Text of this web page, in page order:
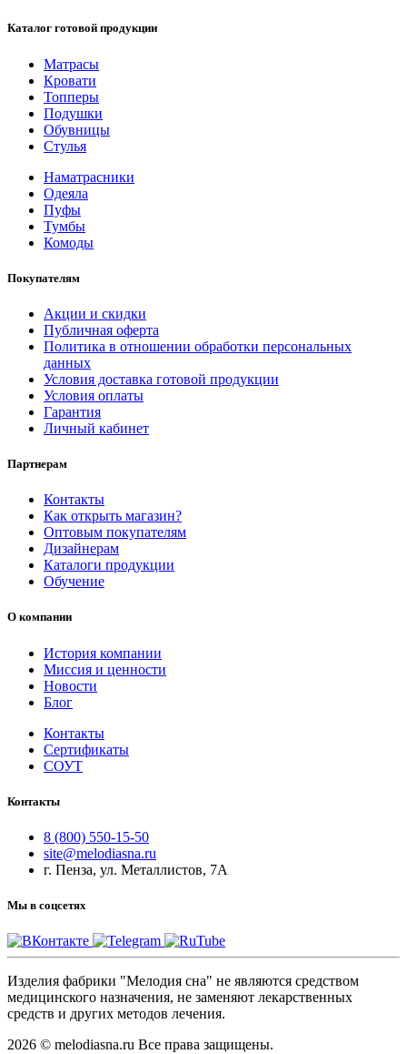
Каталог готовой продукции
Матрасы
Кровати
Топперы
Подушки
Обувницы
Стулья
Наматрасники
Одеяла
Пуфы
Тумбы
Комоды
Покупателям
Акции и скидки
Публичная оферта
Политика в отношении обработки персональных
данных
Условия доставка готовой продукции
Условия оплаты
Гарантия
Личный кабинет
Партнерам
Контакты
Как открыть магазин?
Оптовым покупателям
Дизайнерам
Каталоги продукции
Обучение
О компании
История компании
Миссия и ценности
Новости
Блог
Контакты
Сертификаты
СОУТ
Контакты
8 (800) 550-15-50
site@melodiasna.ru
г. Пенза, ул. Металлистов, 7А
Мы в соцсетях
Изделия фабрики "Мелодия сна" не являются средством
медицинского назначения, не заменяют лекарственных
средств и других методов лечения.
2026 © melodiasna.ru Все права защищены.